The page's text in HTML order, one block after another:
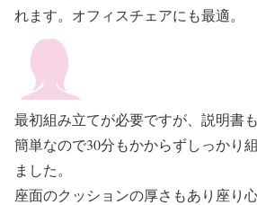
れます。オフィスチェアにも最適。
最初組み立てが必要ですが、説明書
簡単なので30分もかからずしっかり
ました。
座面のクッションの厚さもあり座り